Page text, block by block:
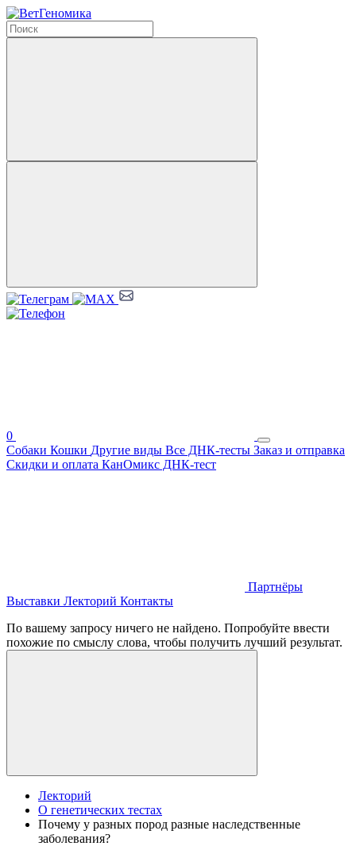
0
Собаки Кошки Другие виды Все ДНК-тесты Заказ и отправка
Скидки и оплата КанОмикс ДНК-тест
Партнёры
Выставки Лекторий Контакты
По вашему запросу ничего не найдено. Попробуйте ввести
похожие по смыслу слова, чтобы получить лучший результат.
Лекторий
О генетических тестах
Почему у разных пород разные наследственные
заболевания?